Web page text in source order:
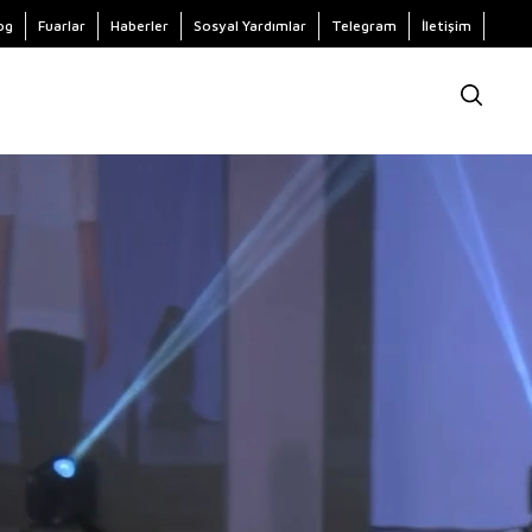
Fuarlar Haberler Sosyal Yardımlar Telegram İletişim